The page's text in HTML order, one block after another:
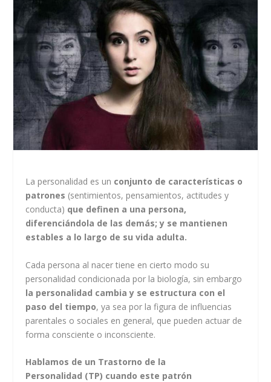
La personalidad es un conjunto de características o
patrones (sentimientos, pensamientos, actitudes y
conducta) que definen a una persona,
diferenciándola de las demás; y se mantienen
estables a lo largo de su vida adulta.
Cada persona al nacer tiene en cierto modo su
personalidad condicionada por la biología, sin embargo
la personalidad cambia y se estructura con el
paso del tiempo, ya sea por la figura de influencias
parentales o sociales en general, que pueden actuar de
forma consciente o inconsciente.
Hablamos de un Trastorno de la
Personalidad (TP) cuando este patrón